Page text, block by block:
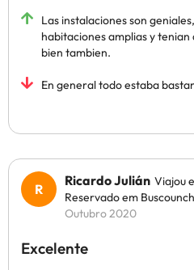
Las instalaciones son
habitaciones amplias y
bien tambien.
En general todo estaba
Ricardo Julián Viajou
Reservado em
Outubro 2020
Excelente